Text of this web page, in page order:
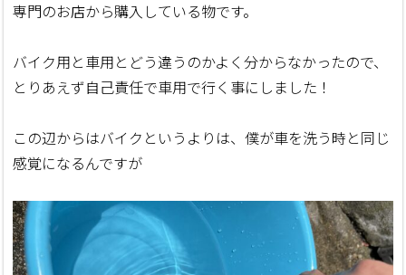
専門のお店から購入している物です。
バイク用と車用とどう違うのかよく分からなかったので、
とりあえず自己責任で車用で行く事にしました！
この辺からはバイクというよりは、僕が車を洗う時と同じ
感覚になるんですが